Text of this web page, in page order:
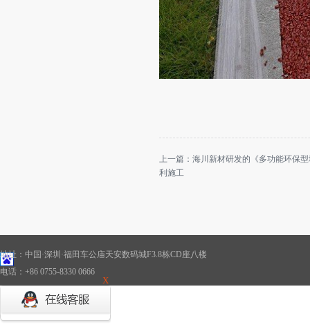
上一篇： 海川新材研发的《多功能环保
利施工
地址：中国·深圳·福田车公庙天安数码城F3.8栋CD座八楼
电话：+86 0755-8330 0666
X